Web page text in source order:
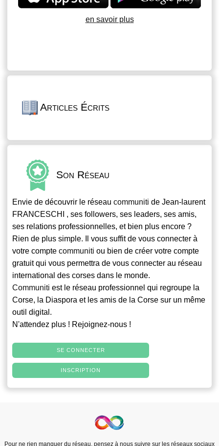
en savoir plus
Articles Écrits
Son Réseau
Envie de découvrir le réseau communiti de Jean-laurent
FRANCESCHI , ses followers, ses leaders, ses amis,
ses relations professionnelles, et bien plus encore ?
Rien de plus simple. Il vous suffit de vous connecter à
votre compte communiti ou bien de créer votre compte
gratuit qui vous permettra de vous connecter au réseau
international des corses dans le monde.
Communiti est le réseau professionnel qui regroupe la
Corse, la Diaspora et les amis de la Corse sur un même
outil digital.
N'attendez plus ! Rejoignez-nous !
SE CONNECTER
INSCRIPTION
Pour ne rien manquer du réseau, pensez à nous suivre sur les réseaux sociaux